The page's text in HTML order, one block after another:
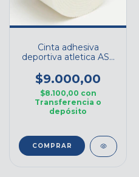
Cinta adhesiva
deportiva atletica AST
$9.000,00
$8.100,00 con
Transferencia o
depósito
COMPRAR